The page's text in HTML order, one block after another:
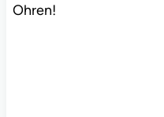
Ohren!